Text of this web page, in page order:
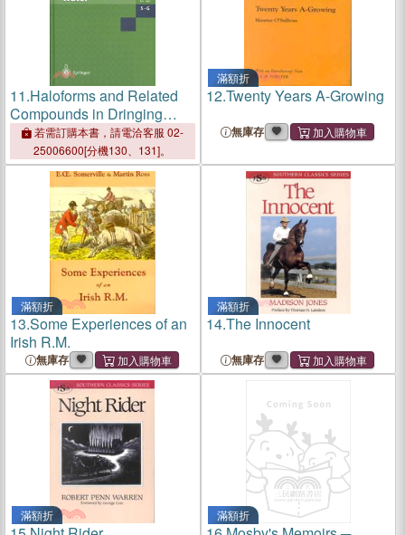
11.Haloforms and Related
Compounds in Dringing
Water若需訂購本書，請電洽客服 02-
25006600[分機130、131]。
滿額折
12.Twenty Years A-Growing
無庫存
滿額折
13.Some Experiences of an
Irish R.M.
無庫存
滿額折
14.The Innocent
無庫存
滿額折 滿額折